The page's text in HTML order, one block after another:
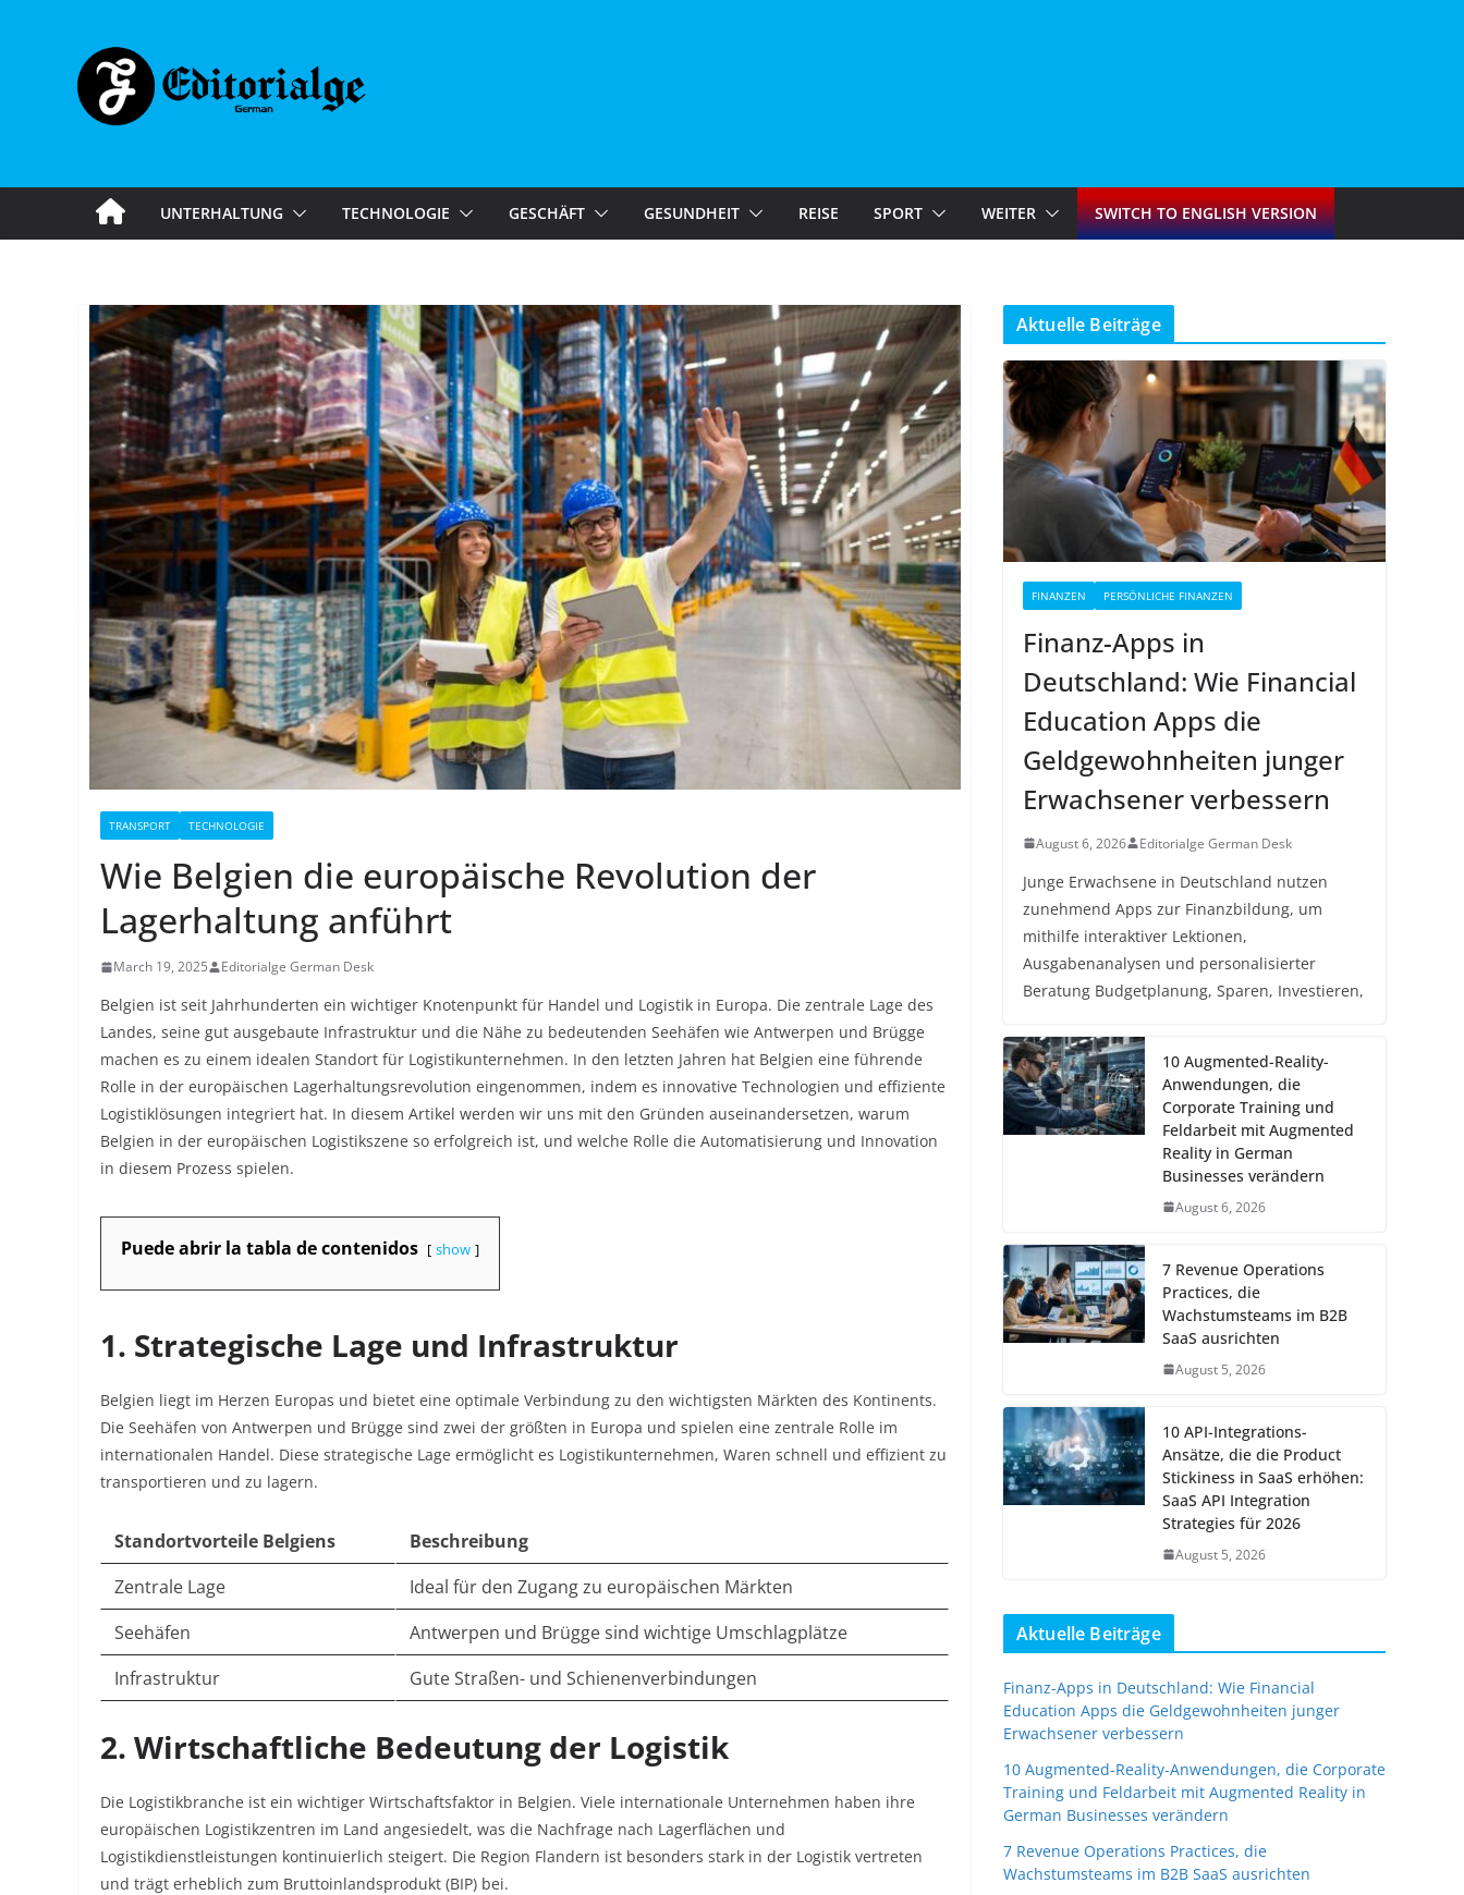
UNTERHALTUNG TECHNOLOGIE GESCHÄFT GESUNDHEIT REISE SPORT WEITER SWITCH TO ENGLISH VERSION
TRANSPORT TECHNOLOGIE
Wie Belgien die europäische Revolution der
Lagerhaltung anführt
March 19, 2025 Editorialge German Desk
Belgien ist seit Jahrhunderten ein wichtiger Knotenpunkt für Handel und Logistik in Europa. Die zentrale Lage des
Landes, seine gut ausgebaute Infrastruktur und die Nähe zu bedeutenden Seehäfen wie Antwerpen und Brügge
machen es zu einem idealen Standort für Logistikunternehmen. In den letzten Jahren hat Belgien eine führende
Rolle in der europäischen Lagerhaltungsrevolution eingenommen, indem es innovative Technologien und effiziente
Logistiklösungen integriert hat. In diesem Artikel werden wir uns mit den Gründen auseinandersetzen, warum
Belgien in der europäischen Logistikszene so erfolgreich ist, und welche Rolle die Automatisierung und Innovation
in diesem Prozess spielen.
Puede abrir la tabla de contenidos show
1. Strategische Lage und Infrastruktur
Belgien liegt im Herzen Europas und bietet eine optimale Verbindung zu den wichtigsten Märkten des Kontinents.
Die Seehäfen von Antwerpen und Brügge sind zwei der größten in Europa und spielen eine zentrale Rolle im
internationalen Handel. Diese strategische Lage ermöglicht es Logistikunternehmen, Waren schnell und effizient zu
transportieren und zu lagern.
Standortvorteile Belgiens
Beschreibung
Zentrale Lage
Ideal für den Zugang zu europäischen Märkten
Seehäfen
Antwerpen und Brügge sind wichtige Umschlagplätze
Infrastruktur
Gute Straßen- und Schienenverbindungen
2. Wirtschaftliche Bedeutung der Logistik
Die Logistikbranche ist ein wichtiger Wirtschaftsfaktor in Belgien. Viele internationale Unternehmen haben ihre
europäischen Logistikzentren im Land angesiedelt, was die Nachfrage nach Lagerflächen und
Logistikdienstleistungen kontinuierlich steigert. Die Region Flandern ist besonders stark in der Logistik vertreten
und trägt erheblich zum Bruttoinlandsprodukt (BIP) bei.
Aktuelle Beiträge
FINANZEN PERSÖNLICHE FINANZEN
Finanz-Apps in
Deutschland: Wie Financial
Education Apps die
Geldgewohnheiten junger
Erwachsener verbessern
August 6, 2026 Editorialge German Desk
Junge Erwachsene in Deutschland nutzen
zunehmend Apps zur Finanzbildung, um
mithilfe interaktiver Lektionen,
Ausgabenanalysen und personalisierter
Beratung Budgetplanung, Sparen, Investieren,
10 Augmented-Reality-
Anwendungen, die
Corporate Training und
Feldarbeit mit Augmented
Reality in German
Businesses verändern
August 6, 2026
7 Revenue Operations
Practices, die
Wachstumsteams im B2B
SaaS ausrichten
August 5, 2026
10 API-Integrations-
Ansätze, die die Product
Stickiness in SaaS erhöhen:
SaaS API Integration
Strategies für 2026
August 5, 2026
Aktuelle Beiträge
Finanz-Apps in Deutschland: Wie Financial
Education Apps die Geldgewohnheiten junger
Erwachsener verbessern
10 Augmented-Reality-Anwendungen, die Corporate
Training und Feldarbeit mit Augmented Reality in
German Businesses verändern
7 Revenue Operations Practices, die
Wachstumsteams im B2B SaaS ausrichten